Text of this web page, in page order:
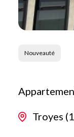
Nouveauté
Troyes